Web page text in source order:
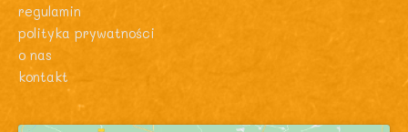
regulamin
polityka prywatności
o nas
kontakt